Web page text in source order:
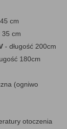
cm
35 cm
- długość 200cm
180cm
(ogniwo
otoczenia